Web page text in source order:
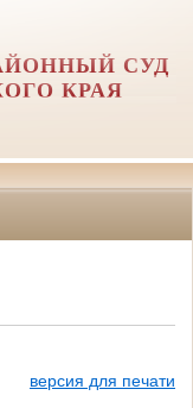
СУД
КРАЯ
версия для печати